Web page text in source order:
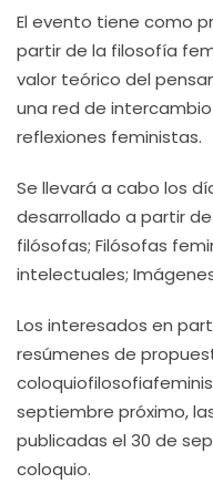
El evento tiene como
partir de la filosofía
valor teórico del
una red de
reflexiones feministas.
Se llevará a cabo los
desarrollado a partir
filósofas; Filósofas
intelectuales;
Los interesados en
resúmenes de
septiembre próximo,
publicadas el 30 de
coloquio.